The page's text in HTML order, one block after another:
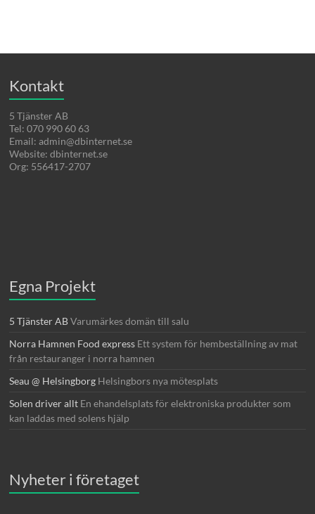
Kontakt
5 Tjänster AB
Tel: 070 990 60 63
Email: admin@dbinternet.se
Website: dbinternet.se
Org: 556417-2707
Egna Projekt
5 Tjänster ABVarumärkes domän till salu
Norra Hamnen Food express Ett system för hembeställning av mat
från restauranger i norra hamnen
Seau @ Helsingborg Helsingbors nya mötesplats
Solen driver allt En ehandelsplats för elektroniska produkter som
kan laddas med solens hjälp
Nyheter i företaget